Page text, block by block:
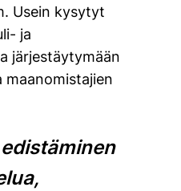
Usein kysytyt
ja
järjestäytymään